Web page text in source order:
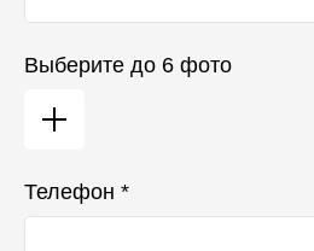
Выберите до 6 фото
Телефон *